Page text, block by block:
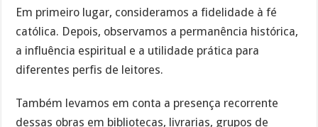
Em primeiro lugar, consideramos a fidelidade à fé
católica. Depois, observamos a permanência histórica,
a influência espiritual e a utilidade prática para
diferentes perfis de leitores.
Também levamos em conta a presença recorrente
dessas obras em bibliotecas, livrarias, grupos de